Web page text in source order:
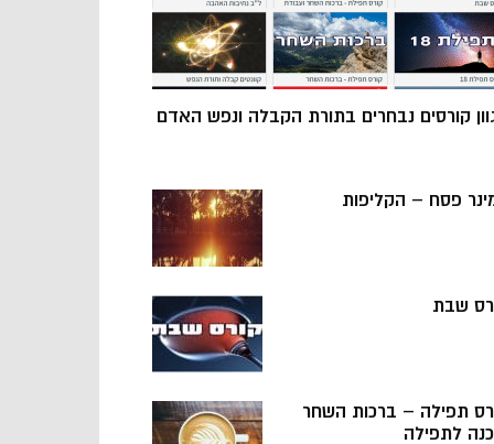
קורסים נבחרים בתורת הקבלה ונפש האדם
פסח – הקליפות
שבת
תפילה – ברכות השחר
לתפילה